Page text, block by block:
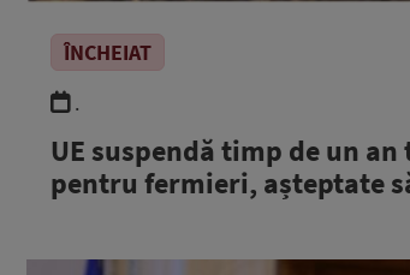
ÎNCHEIAT
.
UE suspendă timp de un
pentru fermieri, așteptate